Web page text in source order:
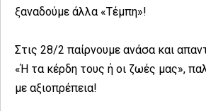
ξαναδούμε άλλα «Τέμπη»!
Στις 28/2 παίρνουμε ανάσα και
«Ή τα κέρδη τους ή οι ζωές μας»,
με αξιοπρέπεια!